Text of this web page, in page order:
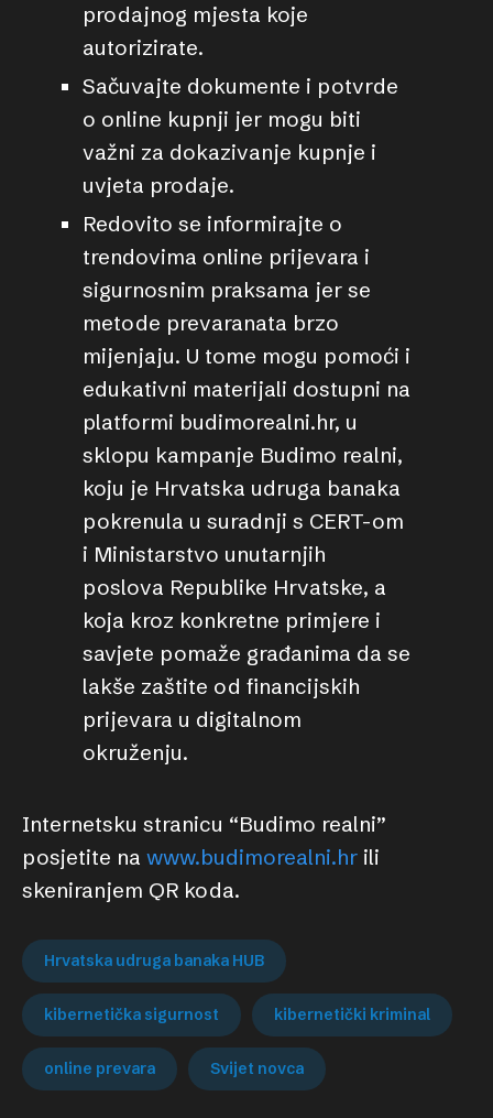
prodajnog mjesta koje
autorizirate.
Sačuvajte dokumente i potvrde
o online kupnji jer mogu biti
važni za dokazivanje kupnje i
uvjeta prodaje.
Redovito se informirajte o
trendovima online prijevara i
sigurnosnim praksama jer se
metode prevaranata brzo
mijenjaju. U tome mogu pomoći i
edukativni materijali dostupni na
platformi budimorealni.hr, u
sklopu kampanje Budimo realni,
koju je Hrvatska udruga banaka
pokrenula u suradnji s CERT-om
i Ministarstvo unutarnjih
poslova Republike Hrvatske, a
koja kroz konkretne primjere i
savjete pomaže građanima da se
lakše zaštite od financijskih
prijevara u digitalnom
okruženju.
Internetsku stranicu “Budimo realni”
posjetite na www.budimorealni.hr ili
skeniranjem QR koda.
Hrvatska udruga banaka HUB
kibernetička sigurnost kibernetički kriminal
online prevara Svijet novca